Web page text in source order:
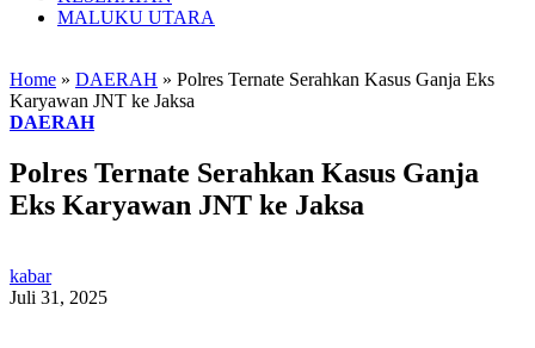
MALUKU UTARA
Home » DAERAH » Polres Ternate Serahkan Kasus Ganja Eks
Karyawan JNT ke Jaksa
DAERAH
Polres Ternate Serahkan Kasus Ganja
Eks Karyawan JNT ke Jaksa
kabar
Juli 31, 2025